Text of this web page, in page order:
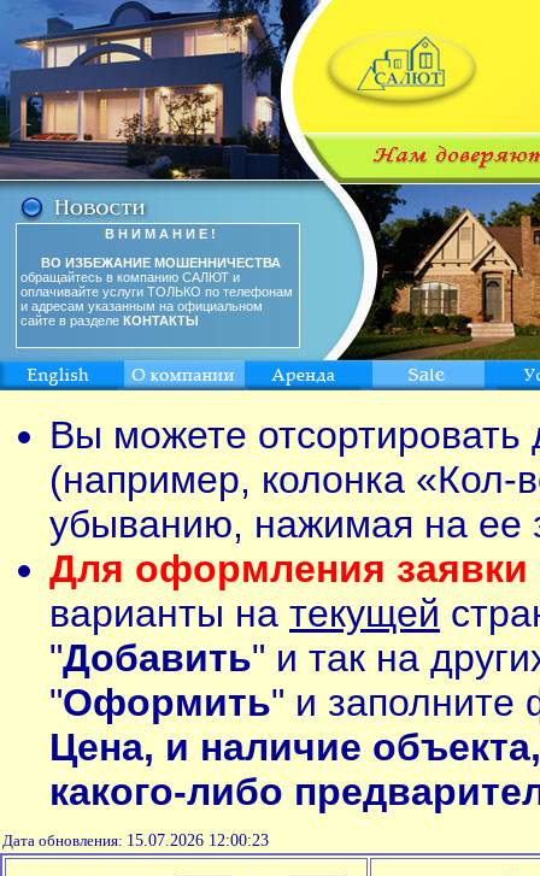
В Н И М А Н И Е !
ВО ИЗБЕЖАНИЕ МОШЕННИЧЕСТВА
обращайтесь в компанию САЛЮТ и
оплачивайте услуги ТОЛЬКО по телефонам
и адресам указанным на официальном
сайте в разделе КОНТАКТЫ
Вы можете
(например, колонка «Кол-
убыванию, нажимая на ее
Для оформления заявки
варианты на текущей
"Добавить" и так на
"Оформить" и заполните
Цена, и наличие
какого-либо
Дата обновления: 15.07.2026 12:00:23